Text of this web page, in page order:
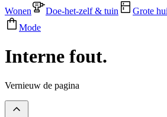
Wonen
Doe-het-zelf & tuin
Grote
Mode
Interne fout.
Vernieuw de pagina